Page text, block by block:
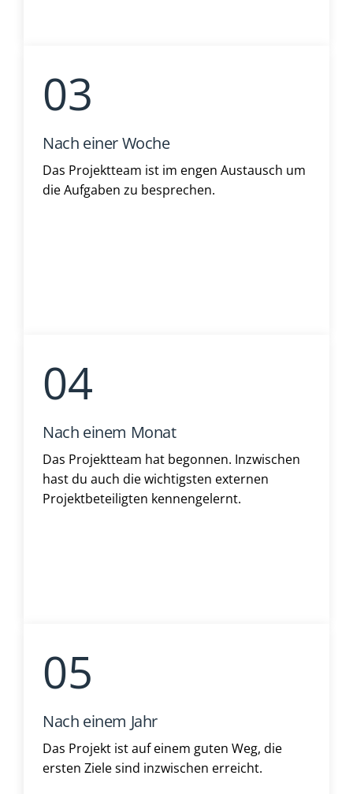
Nach einer Woche
Das Projektteam ist im engen Austausch um
die Aufgaben zu besprechen.
Nach einem Monat
Das Projektteam hat begonnen. Inzwischen
hast du auch die wichtigsten externen
Projektbeteiligten kennengelernt.
Nach einem Jahr
Das Projekt ist auf einem guten Weg, die
ersten Ziele sind inzwischen erreicht.